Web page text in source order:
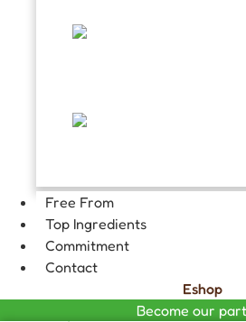
Free From
Top Ingredients
Commitment
Contact
Eshop
Become our